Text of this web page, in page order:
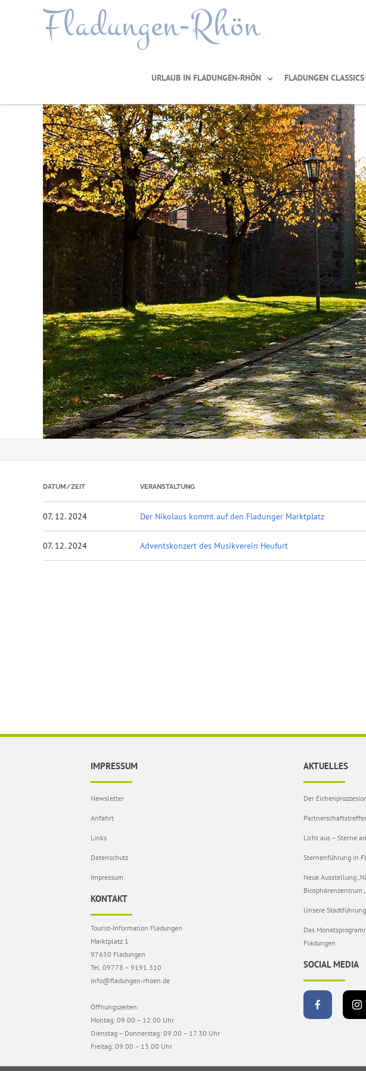
Fladungen-Rhön
URLAUB IN FLADUNGEN-RHÖN FLADUNGEN CLASSICS
DATUM/ZEIT VERANSTALTUNG
07. 12. 2024 Der Nikolaus kommt auf den Fladunger Marktplatz
07. 12. 2024 Adventskonzert des Musikverein Heufurt
IMPRESSUM
Newsletter
Anfahrt
Links
Datenschutz
Impressum
KONTAKT
Tourist-Information Fladungen
Marktplatz 1
97650 Fladungen
Tel. 09778 – 9191 310
info@fladungen-rhoen.de
Öffnungszeiten:
Montag: 09.00 – 12.00 Uhr
Dienstag – Donnerstag: 09.00 – 17.30 Uhr
Freitag: 09.00 – 13.00 Uhr
AKTUELLES
Der
Licht aus – Sterne
Sternenführung in
Neue Ausstellung
Biosphärenzentrum
Unsere
Das
Fladungen
SOCIAL MEDIA